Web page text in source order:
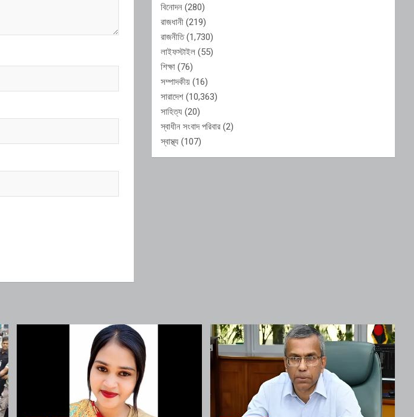
বিনোদন (280)
রাজধানী (219)
রাজনীতি(1,730)
লাইফস্টাইল (55)
শিক্ষা (76)
সম্পাদকীয় (16)
সারাদেশ (10,363)
সাহিত্য (20)
স্বাধীন সংবাদ পরিবার (2)
স্বাস্থ্য (107)